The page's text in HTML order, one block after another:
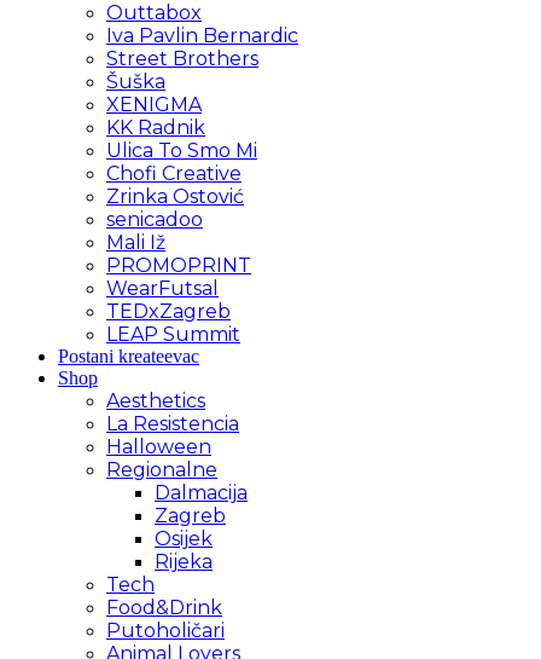
Outtabox
Iva Pavlin Bernardic
Street Brothers
Šuška
XENIGMA
KK Radnik
Ulica To Smo Mi
Chofi Creative
Zrinka Ostović
senicadoo
Mali Iž
PROMOPRINT
WearFutsal
TEDxZagreb
LEAP Summit
Postani kreateevac
Shop
Aesthetics
La Resistencia
Halloween
Regionalne
Dalmacija
Zagreb
Osijek
Rijeka
Tech
Food&Drink
Putoholičari
Animal Lovers